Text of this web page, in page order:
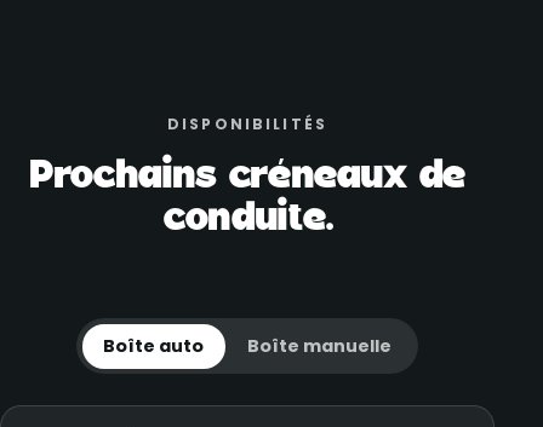
DISPONIBILITÉS
Prochains créneaux de
conduite.
Boîte auto Boîte manuelle